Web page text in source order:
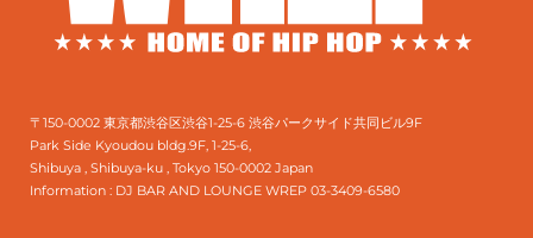
〒150-0002 東京都渋谷区渋谷1-25-6 渋谷パークサイド共同ビル9F
Park Side Kyoudou bldg.9F, 1-25-6,
Shibuya , Shibuya-ku , Tokyo 150-0002 Japan
Information : DJ BAR AND LOUNGE WREP 03-3409-6580